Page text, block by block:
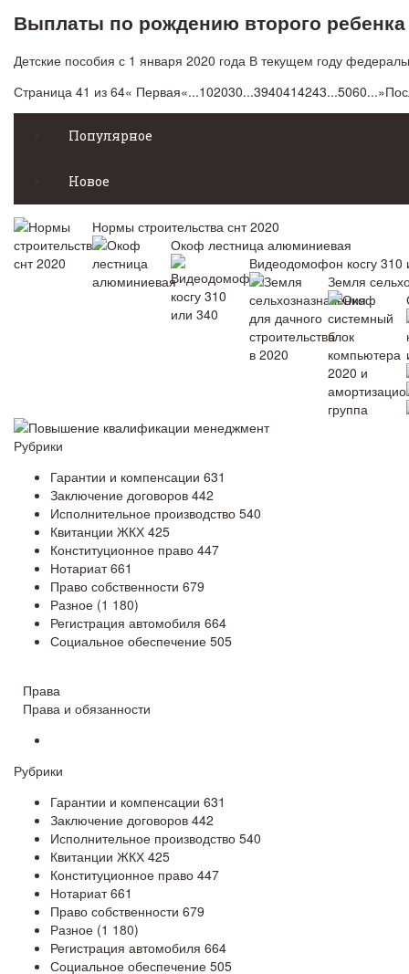
Выплаты по рождению второго
Детские пособия с 1 января 2020 года В текущем году
Страница 41 из 64« Первая«...102030...3940414243...5060...»
Популярное
Новое
Нормы строительства снт 2020
Окоф лестница алюминиевая
Видеодомофон косгу 310
Земля
Повышение квалификации менеджмент
Рубрики
Гарантии и компенсации 631
Заключение договоров 442
Исполнительное производство 540
Квитанции ЖКХ 425
Конституционное право 447
Нотариат661
Право собственности 679
Разное (1 180)
Регистрация автомобиля 664
Социальное обеспечение 505
Права
Права и обязанности
Рубрики
Гарантии и компенсации 631
Заключение договоров 442
Исполнительное производство 540
Квитанции ЖКХ 425
Конституционное право 447
Нотариат661
Право собственности 679
Разное (1 180)
Регистрация автомобиля 664
Социальное обеспечение 505